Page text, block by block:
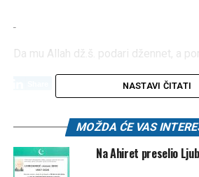
Da mu Allah dž.š. podari džennet, a
Post
Tweet
Mail
NASTAVI ČITATI
MOŽDA ĆE VAS
Na Ahiret preselio